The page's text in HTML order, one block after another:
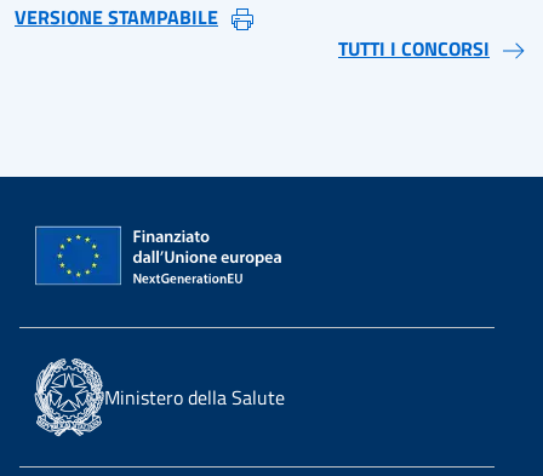
VERSIONE STAMPABILE
TUTTI I CONCORSI
Ministero della Salute